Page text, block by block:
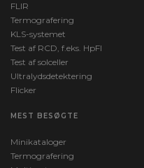
FLIR
Termografering
KLS-systemet
Test af RCD, f.eks. HpFI
Test af solceller
Ultralydsdetektering
Flicker
MEST BESØGTE
Minikataloger
Termografering